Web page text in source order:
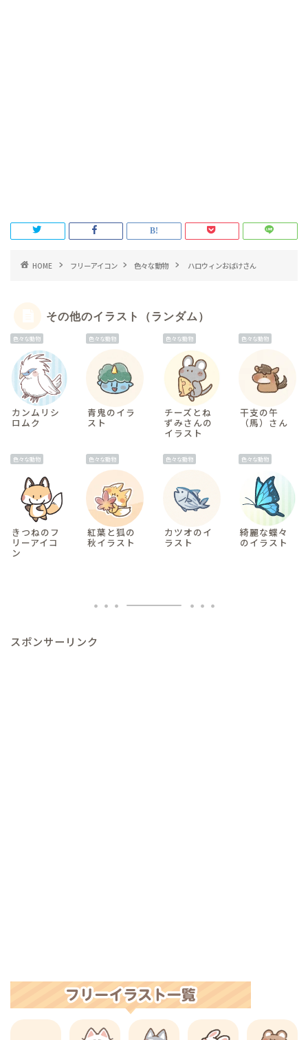
HOME フリーアイコン 色々な動物 ハロウィンおばけさん
その他のイラスト（ランダム）
色々な動物
カンムリシ
ロムク
色々な動物
青鬼のイラ
スト
色々な動物
チーズとね
ずみさんの
イラスト
色々な動物
干支の午
（馬）さん
色々な動物
きつねのフ
リーアイコ
ン
色々な動物
紅葉と狐の
秋イラスト
色々な動物
カツオのイ
ラスト
色々な動物
綺麗な蝶々
のイラスト
スポンサーリンク